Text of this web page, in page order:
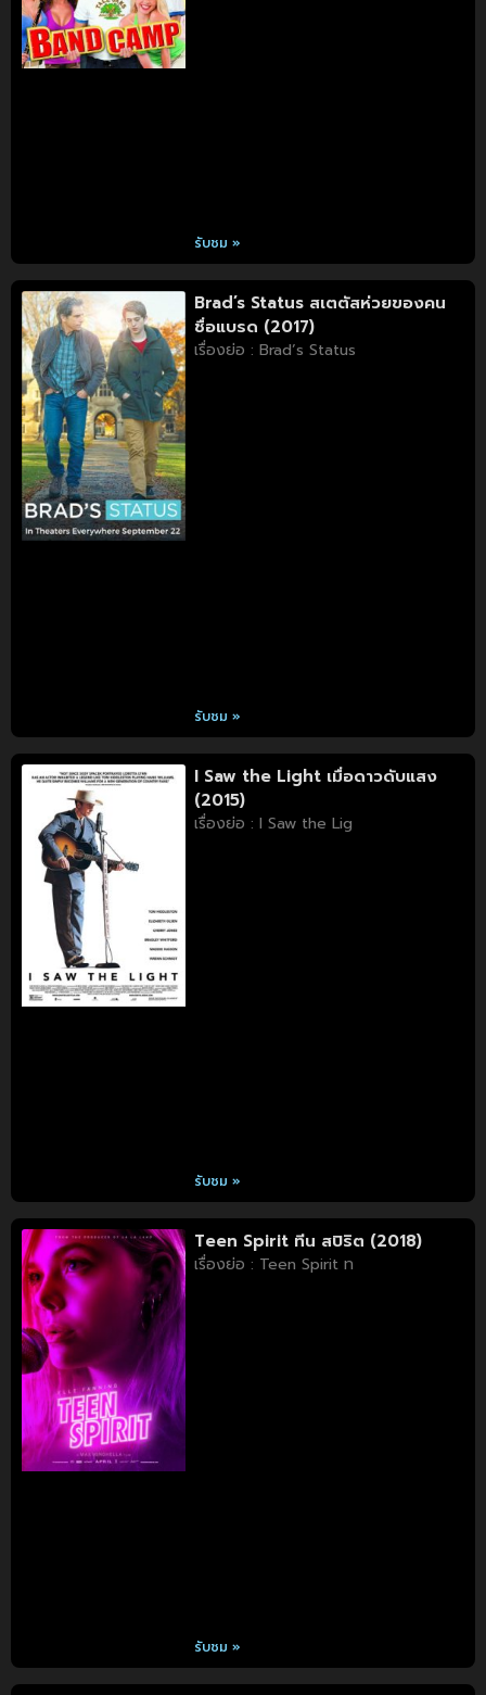
รับชม »
Brad’s Status สเตตัสห่วยของคน
ชื่อแบรด (2017)
เรื่องย่อ : Brad’s Status
รับชม »
I Saw the Light เมื่อดาวดับแสง
(2015)
เรื่องย่อ : I Saw the Lig
รับชม »
Teen Spirit ทีน สปิริต (2018)
เรื่องย่อ : Teen Spirit ท
รับชม »